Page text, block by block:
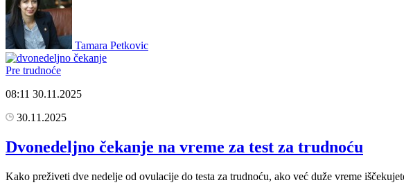
Tamara Petkovic
Pre trudnoće
08:11 30.11.2025
30.11.2025
Dvonedeljno čekanje na vreme za test za trudnoću
Kako preživeti dve nedelje od ovulacije do testa za trudnoću, ako već duže vreme